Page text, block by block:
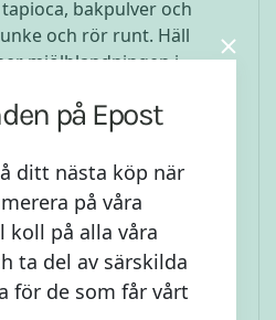
bakpulver och
och rör runt. Häll
mjölblandningen i
till en slät smet.
i ca 30-40 min. Tills den
du sätter ner en sticka
ut utan kladd på.
är i ugnen - mosa eller
och blanda ner
på Epost
ditt nästa köp när
på våra
koll på alla våra
ta del av särskilda
för de som får vårt